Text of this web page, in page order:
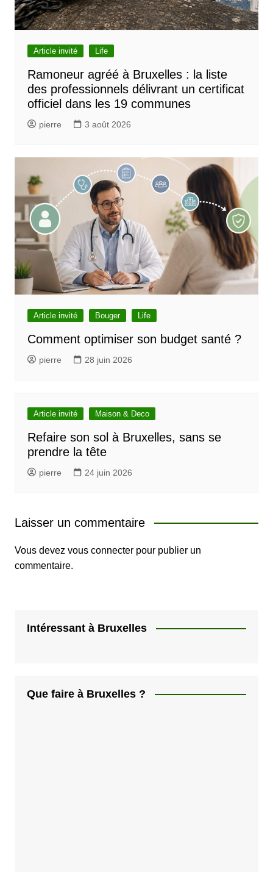
Article invité Life
Ramoneur agréé à Bruxelles : la liste
des professionnels délivrant un certificat
officiel dans les 19 communes
pierre 3 août 2026
Article invité Bouger Life
Comment optimiser son budget santé ?
pierre 28 juin 2026
Article invité Maison & Deco
Refaire son sol à Bruxelles, sans se
prendre la tête
pierre 24 juin 2026
Laisser un commentaire
Vous devez vous connecterpour publier un
commentaire.
Intéressant à Bruxelles
Que faire à Bruxelles ?